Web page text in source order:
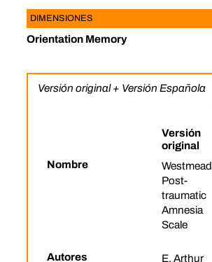
DIMENSIONES
Orientation Memory
Versión original + Versión Española
Versión
original
Nombre
Westmead
Post-
traumatic
Amnesia
Scale
Autores
E. Arthur